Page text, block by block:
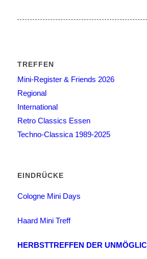
TREFFEN
Mini-Register & Friends 2026
Regional
International
Retro Classics Essen
Techno-Classica 1989-2025
EINDRÜCKE
Cologne Mini Days
Haard Mini Treff
HERBSTTREFFEN DER